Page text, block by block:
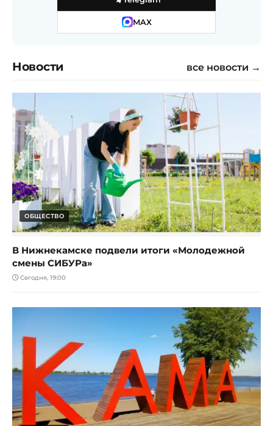
MAX
Новости все новости →
ОБЩЕСТВО
В Нижнекамске подвели итоги «Молодежной
смены СИБУРа»
Сегодня, 19:00